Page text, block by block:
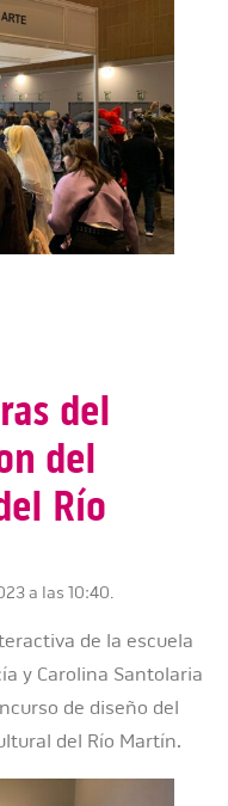
del
del
Río
a las 10:40.
de la escuela
y Carolina Santolaria
de diseño del
del Río Martín.